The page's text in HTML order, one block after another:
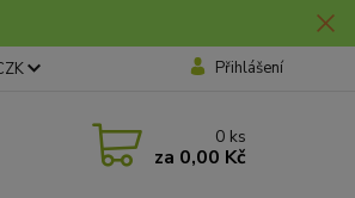
Přihlášení
0 ks
za 0,00 Kč